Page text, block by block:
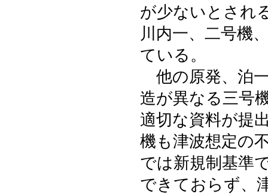
が少ないとされ
川内一、二号機
ている。
他の原発、泊
造が異なる三号
適切な資料が提
機も津波想定の
では新規制基準
できておらず、